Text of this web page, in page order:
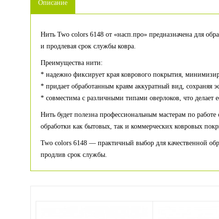
Описание
Нить Two colors 6148 от «насп.про» предназначена для
и продлевая срок службы ковра.
Преимущества нити:
* надежно фиксирует края коврового покрытия,
* придает обработанным краям аккуратный вид, сохраняя
* совместима с различными типами оверлоков, что делает
Нить будет полезна профессиональным мастерам по
обработки как бытовых, так и коммерческих ковровых
Two colors 6148 — практичный выбор для качественной
продлив срок службы.